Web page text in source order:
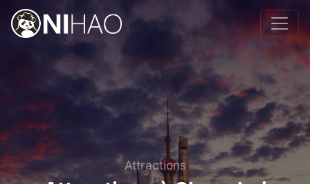
Attractions